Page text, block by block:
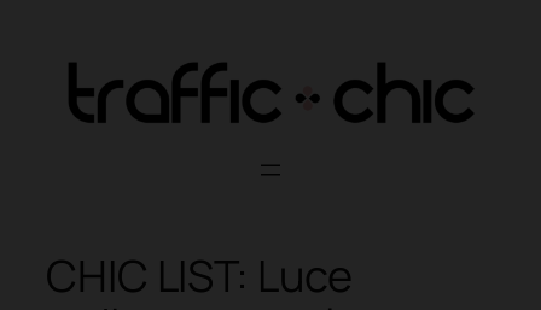
content
CHIC LIST: Luce